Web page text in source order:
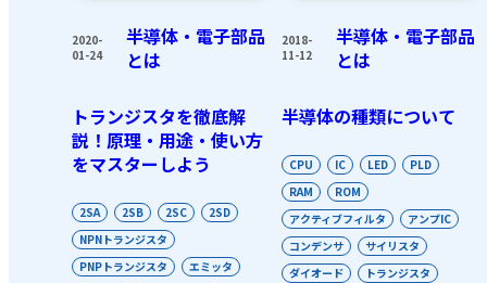
2020-
01-24
半導体・電子部品
とは
トランジスタを徹底解
説！原理・用途・使い方
をマスターしよう
2SA 2SB 2SC
2SD
NPNトランジスタ
PNPトランジスタ
エミッタ
2018-
11-12
半導体・電子部品
とは
半導体の種類について
CPU IC LED
PLD
RAM
ROM
アクティブフィルタ
アンプIC
コンデンサ
サイリスタ
ダイオード
トランジスタ